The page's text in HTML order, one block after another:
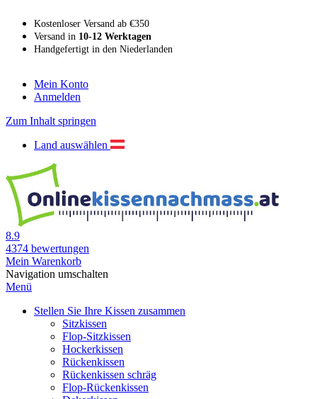
Kostenloser Versand ab €350
Versand in 10-12 Werktagen
Handgefertigt in den Niederlanden
Mein Konto
Anmelden
Zum Inhalt springen
Land auswählen
8.9
4374 bewertungen
Mein Warenkorb
Navigation umschalten
Menü
Stellen Sie Ihre Kissen zusammen
Sitzkissen
Flop-Sitzkissen
Hockerkissen
Rückenkissen
Rückenkissen schräg
Flop-Rückenkissen